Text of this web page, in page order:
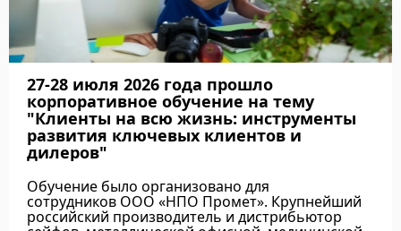
27-28 июля 2026 года прошло
корпоративное обучение на тему
"Клиенты на всю жизнь: инструменты
развития ключевых клиентов и
дилеров"
Обучение было организовано для
сотрудников ООО «НПО Промет». Крупнейший
российский производитель и дистрибьютор